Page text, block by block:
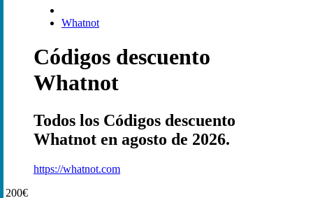
Whatnot
Códigos descuento
Whatnot
Todos los Códigos descuento
Whatnot en agosto de 2026.
https://whatnot.com
200€